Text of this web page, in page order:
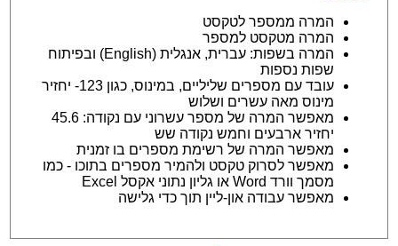
המרה ממספר לטקסט
המרה מטקסט למספר
המרה בשפות: עברית, אנגלית (English) ובפיתוח
שפות נספות
עובד עם מספרים שליליים, במינוס, כגון 123- יחזיר
מינוס מאה עשרים ושלוש
מאפשר המרה של מספר עשרוני עם נקודה: 45.6
יחזיר ארבעים וחמש נקודה שש
מאפשר המרה של רשימת מספרים בו זמנית
מאפשר לסרוק טקסט ולהמיר מספרים בתוכו - כמו
מסמך וורד Word או גליון נתוני אקסל Excel
מאפשר עבודה און-ליין תוך כדי גלישה